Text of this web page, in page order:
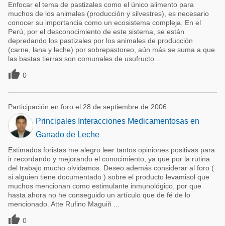
Enfocar el tema de pastizales como el único alimento para
muchos de los animales (producción y silvestres), es necesario
conocer su importancia como un ecosistema compleja. En el
Perú, por el desconocimiento de este sistema, se están
depredando los pastizales por los animales de producción
(carne, lana y leche) por sobrepastoreo, aún más se suma a que
las bastas tierras son comunales de usufructo ...
 0
Participación en foro el 28 de septiembre de 2006
Principales Interacciones Medicamentosas en
Ganado de Leche
Estimados foristas me alegro leer tantos opiniones positivas para
ir recordando y mejorando el conocimiento, ya que por la rutina
del trabajo mucho olvidamos. Deseo además considerar al foro (
si alguien tiene documentado ) sobre el producto levamisol que
muchos mencionan como estimulante inmunológico, por que
hasta ahora no he conseguido un artículo que de fé de lo
mencionado. Atte Rufino Maguiñ ...
 0